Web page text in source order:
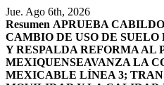
Saltar
al
contenido
Jue. Ago 6th, 2026
Resumen APRUEBA
CAMBIO DE USO DE
Y RESPALDA REFORMA AL
MEXIQUENSEAVANZA LA
MEXICABLE LÍNEA 3;